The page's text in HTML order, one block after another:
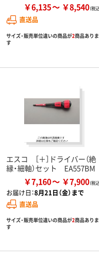
￥6,135 ￥8,540
直送品
サイズ・販売単位違いの商品が2商品ありま
す
エスコ ［＋］ドライバー（絶
縁・細軸）セット EA557BM
￥7,160 ￥7,900
お届け日：8月21日（金）まで
直送品
サイズ・販売単位違いの商品が2商品ありま
す